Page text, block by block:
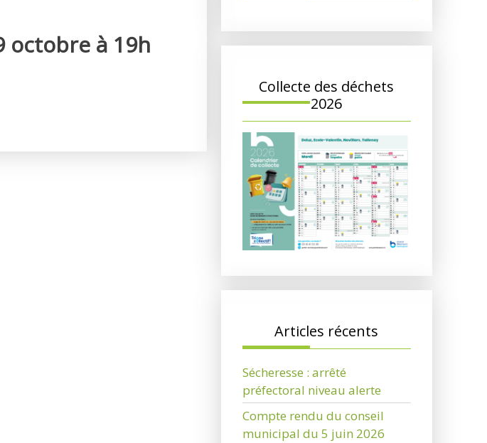
octobre à 19h
Collecte des déchets
2026
Articles récents
Sécheresse : arrêté
préfectoral niveau alerte
Compte rendu du conseil
municipal du 5 juin 2026